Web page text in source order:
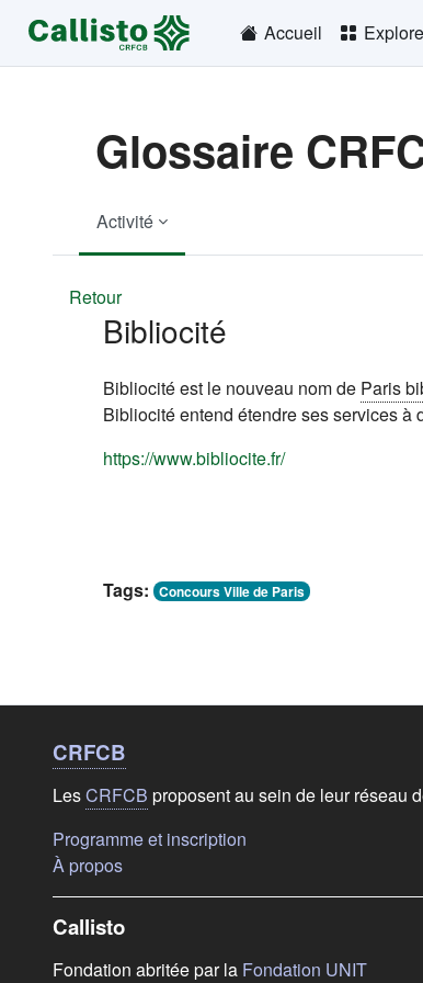
Passer au contenu principal
Accueil
Glossaire
Activité
Retour
Bibliocité
Bibliocité est le nouveau nom de Paris
Bibliocité entend étendre ses services à
https://www.bibliocite.fr/(s'ouvre dans un
Tags: Concours Ville de Paris
Liens de bas de
CRFCB
LesCRFCB proposent au sein de leur réseau
Programme et inscription
À propos(s'ouvre dans un nouvel onglet)
Callisto
Fondation abritée par la Fondation UNIT